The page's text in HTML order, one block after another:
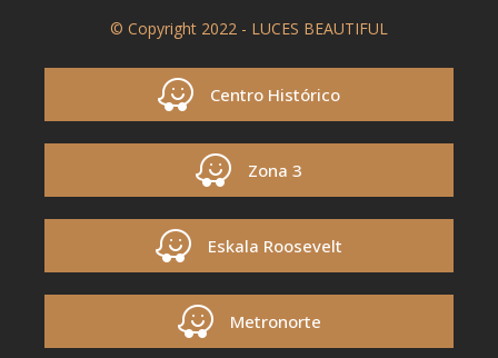
© Copyright 2022 - LUCES BEAUTIFUL
Centro Histórico
Zona 3
Eskala Roosevelt
Metronorte